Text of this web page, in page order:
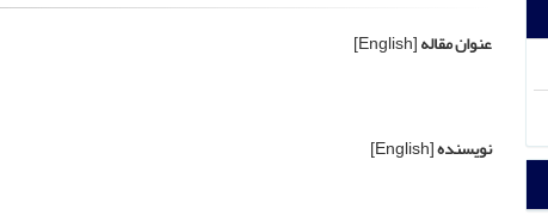
عنوان مقاله[English]
نویسنده[English]